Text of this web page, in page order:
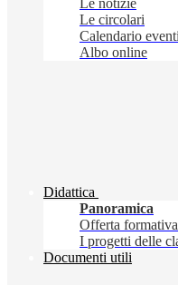
Le notizie
Le circolari
Calendario eventi
Albo online
Didattica
Panoramica
Offerta formativa
I progetti delle
Documenti utili